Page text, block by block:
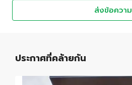
ส่งข้อความ
ประกาศที่คล้ายกัน